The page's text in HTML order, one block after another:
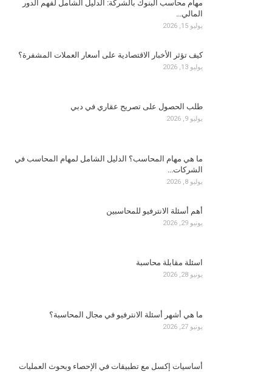
مهام محاسب البنوك بالشركة: الدليل الشامل لفهم الدور
المالي…
يوليو 15, 2026
كيف تؤثر الأخبار الاقتصادية على أسعار العملات المشفرة؟
يوليو 13, 2026
طلب الحصول على تصريح عقاري في دبي
يوليو 9, 2026
ما هي مهام المحاسب؟ الدليل الشامل لمهام المحاسب في
الشركات…
يوليو 8, 2026
أهم أسئلة الانترفيو للمحاسبين
يونيو 29, 2026
اسئلة مقابلة محاسبة
يونيو 28, 2026
ما هي أشهر أسئلة الانترفيو في مجال المحاسبة؟
يونيو 27, 2026
أساسيات إكسل مع تطبيقات في الإحصاء وبحوث العمليات